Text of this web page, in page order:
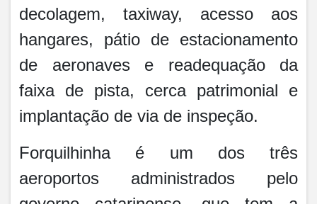
decolagem, taxiway, acesso aos
hangares, pátio de estacionamento
de aeronaves e readequação da
faixa de pista, cerca patrimonial e
implantação de via de inspeção.
Forquilhinha é um dos três
aeroportos administrados pelo